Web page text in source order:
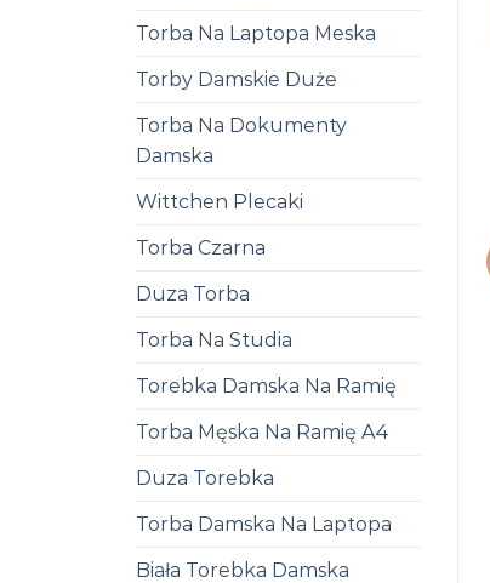
Torba Na Laptopa Meska
Torby Damskie Duże
Torba Na Dokumenty
Damska
Wittchen Plecaki
Torba Czarna
Duza Torba
Torba Na Studia
Torebka Damska Na Ramię
Torba Męska Na Ramię A4
Duza Torebka
Torba Damska Na Laptopa
Biała Torebka Damska